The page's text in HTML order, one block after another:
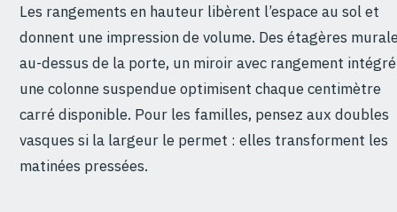
Les rangements en hauteur libèrent l’espace au sol et
donnent une impression de volume. Des étagères
au-dessus de la porte, un miroir avec rangement
une colonne suspendue optimisent chaque centimètre
carré disponible. Pour les familles, pensez aux doubles
vasques si la largeur le permet : elles transforment les
matinées pressées.